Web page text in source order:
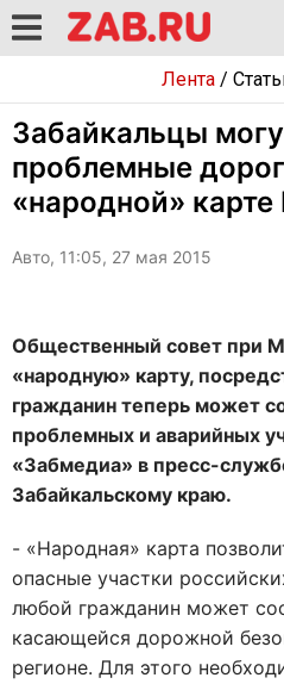
Лента/
Забайкальцы
проблемные
«народной»
Авто, 11:05, 27 мая 2015
Общественный совет при
«народную» карту,
гражданин теперь может
проблемных и аварийных
«Забмедиа» в пресс-
Забайкальскому краю.
- «Народная» карта
опасные участки
любой гражданин может
касающейся дорожной
регионе. Для этого